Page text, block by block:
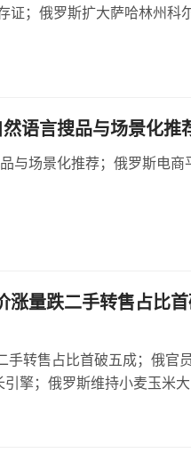
证；俄罗斯扩大萨哈林州科
语言搜品与场景化推
与场景化推荐；俄罗斯电商
涨量跌二手转售占比
手转售占比首破五成；俄官
擎；俄罗斯维持小麦玉米